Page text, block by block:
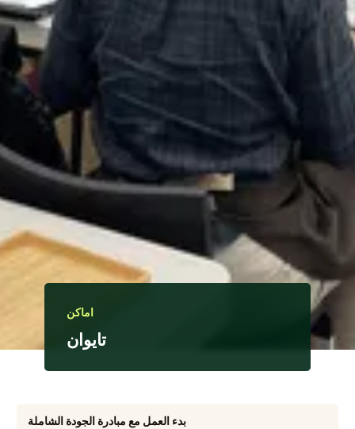
اماكن
تايوان
بدء العمل مع مبادرة الجودة الشاملة